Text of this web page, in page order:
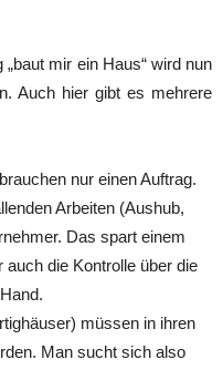
mir ein Haus“ wird nun
Auch hier gibt es mehrere
nur einen Auftrag.
Arbeiten (Aushub,
Das spart einem
die Kontrolle über die
müssen in ihren
Man sucht sich also